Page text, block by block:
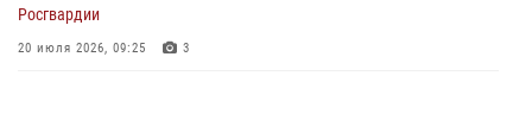
Росгвардии
20 июля 2026, 09:25 3